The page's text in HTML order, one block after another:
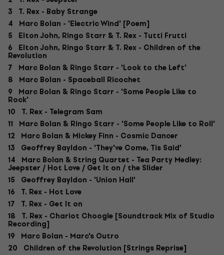
3 T. Rex - Baby Strange
4 Marc Bolan - 'Electric Wind' [Poem]
5 Elton John, Ringo Starr & T. Rex - Tutti Frutti
6 Elton John, Ringo Starr & T. Rex - Children of the
Revolution
7 Marc Bolan & Ringo Starr - 'Look to the Left'
8 Marc Bolan - Spaceball Ricochet
9 Marc Bolan & Ringo Starr - 'Some People Like to
Rock'
10 T. Rex - Telegram Sam
11 Marc Bolan & Ringo Starr - 'Some People Like to Roll'
12 Marc Bolan & Mickey Finn - Cosmic Dancer
13 Geoffrey Bayldon - 'They've Come, Tis Said'
14 Marc Bolan & String Quartet - Tea Party Medley:
Jeepster / Hot Love / Get It on / the Slider
15 Geoffrey Bayldon - 'Union Hall'
16 T. Rex - Hot Love
17 T. Rex - Get It on
18 T. Rex - Chariot Choogle [Soundtrack Mix of Studio
Recording]
19 Marc Bolan - Marc's Outro
20 Children of the Revolution [Strings Reprise]